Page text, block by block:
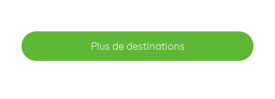
Plus de destinations